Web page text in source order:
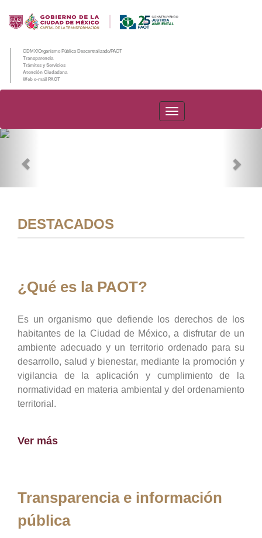
CDMX/Organismo Público Descentralizado/PAOT
Transparencia
Trámites y Servicios
Atención Ciudadana
Web e-mail PAOT
PAOT
DESTACADOS
¿Qué es la PAOT?
Es un organismo que defiende los derechos de los
habitantes de la Ciudad de México, a disfrutar de un
ambiente adecuado y un territorio ordenado para su
desarrollo, salud y bienestar, mediante la promoción y
vigilancia de la aplicación y cumplimiento de la
normatividad en materia ambiental y del ordenamiento
territorial.
Ver más
Transparencia e información
pública